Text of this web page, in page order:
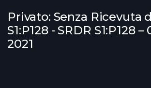
Privato: Senza Ricevuta
S1:P128 - SRDR S1:P128
2021